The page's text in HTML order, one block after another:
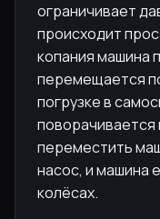
ограничивает
происходит
копания машина
перемещается
погрузке в
поворачивается
переместить
насос, и машина
колёсах.